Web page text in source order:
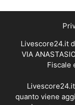
Livescore24.it
VIA
Fiscale
quanto viene